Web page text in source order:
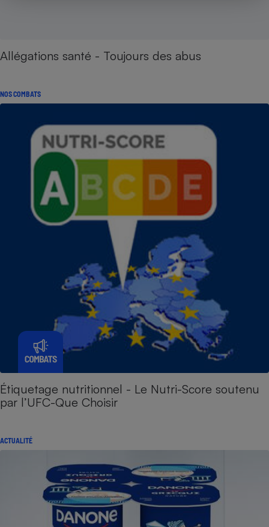
Allégations santé - Toujours des abus
NOS COMBATS
Étiquetage nutritionnel - Le Nutri-Score soutenu
par l’UFC-Que Choisir
ACTUALITÉ